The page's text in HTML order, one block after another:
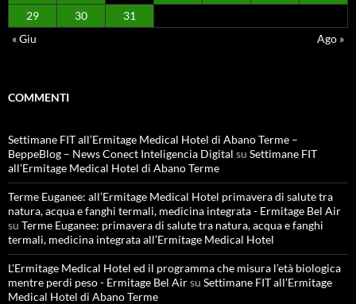
29
30
31
« Giu
Ago »
COMMENTI
Settimane FIT all’Ermitage Medical Hotel di Abano Terme –
BeppeBlog – News Conect Inteligencia Digital su Settimane FIT
all’Ermitage Medical Hotel di Abano Terme
Terme Euganee: all’Ermitage Medical Hotel primavera di salute tra
natura, acqua e fanghi termali, medicina integrata - Ermitage Bel Air
su Terme Euganee: primavera di salute tra natura, acqua e fanghi
termali, medicina integrata all’Ermitage Medical Hotel
L'Ermitage Medical Hotel ed il programma che misura l’età biologica
mentre perdi peso - Ermitage Bel Airsu Settimane FIT all’Ermitage
Medical Hotel di Abano Terme